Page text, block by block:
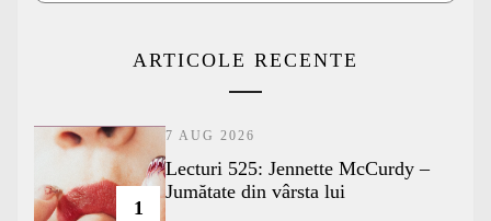
ARTICOLE RECENTE
1
7 AUG 2026
Lecturi 525: Jennette McCurdy –
Jumătate din vârsta lui